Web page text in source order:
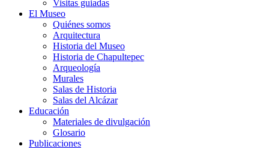
Visitas guiadas
El Museo
Quiénes somos
Arquitectura
Historia del Museo
Historia de Chapultepec
Arqueología
Murales
Salas de Historia
Salas del Alcázar
Educación
Materiales de divulgación
Glosario
Publicaciones